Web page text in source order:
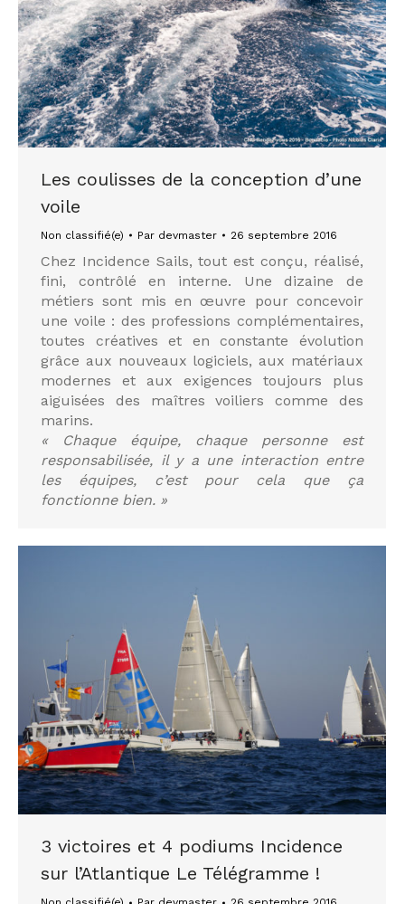
Les coulisses de la conception d’une
voile
Non classifié(e) Par devmaster 26 septembre 2016
Chez Incidence Sails, tout est conçu, réalisé,
fini, contrôlé en interne. Une dizaine de
métiers sont mis en œuvre pour concevoir
une voile : des professions complémentaires,
toutes créatives et en constante évolution
grâce aux nouveaux logiciels, aux matériaux
modernes et aux exigences toujours plus
aiguisées des maîtres voiliers comme des
marins.
« Chaque équipe, chaque personne est
responsabilisée, il y a une interaction entre
les équipes, c’est pour cela que ça
fonctionne bien. »
3 victoires et 4 podiums Incidence
sur l’Atlantique Le Télégramme !